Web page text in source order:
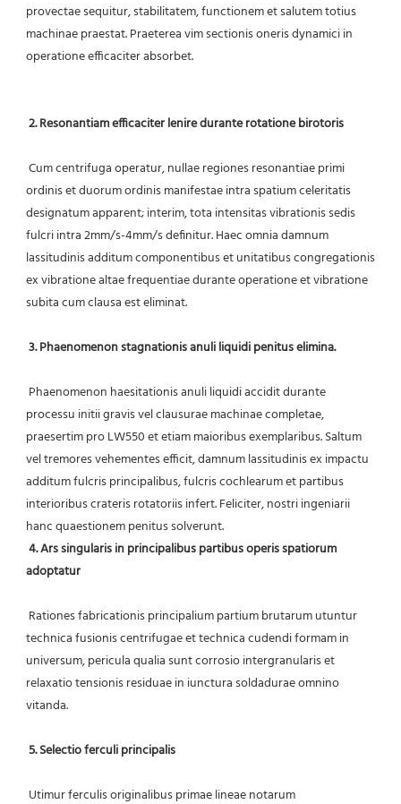
provectae sequitur, stabilitatem, functionem et salutem totius
machinae praestat. Praeterea vim sectionis oneris dynamici in
operatione efficaciter absorbet.
2. Resonantiam efficaciter lenire durante rotatione birotoris
ordinis et duorum ordinis manifestae intra spatium celeritatis
designatum apparent; interim, tota intensitas vibrationis sedis
fulcri intra 2mm/s-4mm/s definitur. Haec omnia damnum
lassitudinis additum componentibus et unitatibus congregationis
ex vibratione altae frequentiae durante operatione et vibratione
subita cum clausa est eliminat.
3. Phaenomenon stagnationis anuli liquidi penitus elimina.
processu initii gravis vel clausurae machinae completae,
praesertim pro LW550 et etiam maioribus exemplaribus. Saltum
vel tremores vehementes efficit, damnum lassitudinis ex impactu
additum fulcris principalibus, fulcris cochlearum et partibus
interioribus crateris rotatoriis infert. Feliciter, nostri ingeniarii
hanc quaestionem penitus solverunt.
4. Ars singularis in principalibus partibus operis spatiorum
adoptatur
technica fusionis centrifugae et technica cudendi formam in
universum, pericula qualia sunt corrosio intergranularis et
relaxatio tensionis residuae in iunctura soldadurae omnino
vitanda.
5. Selectio ferculi principalis